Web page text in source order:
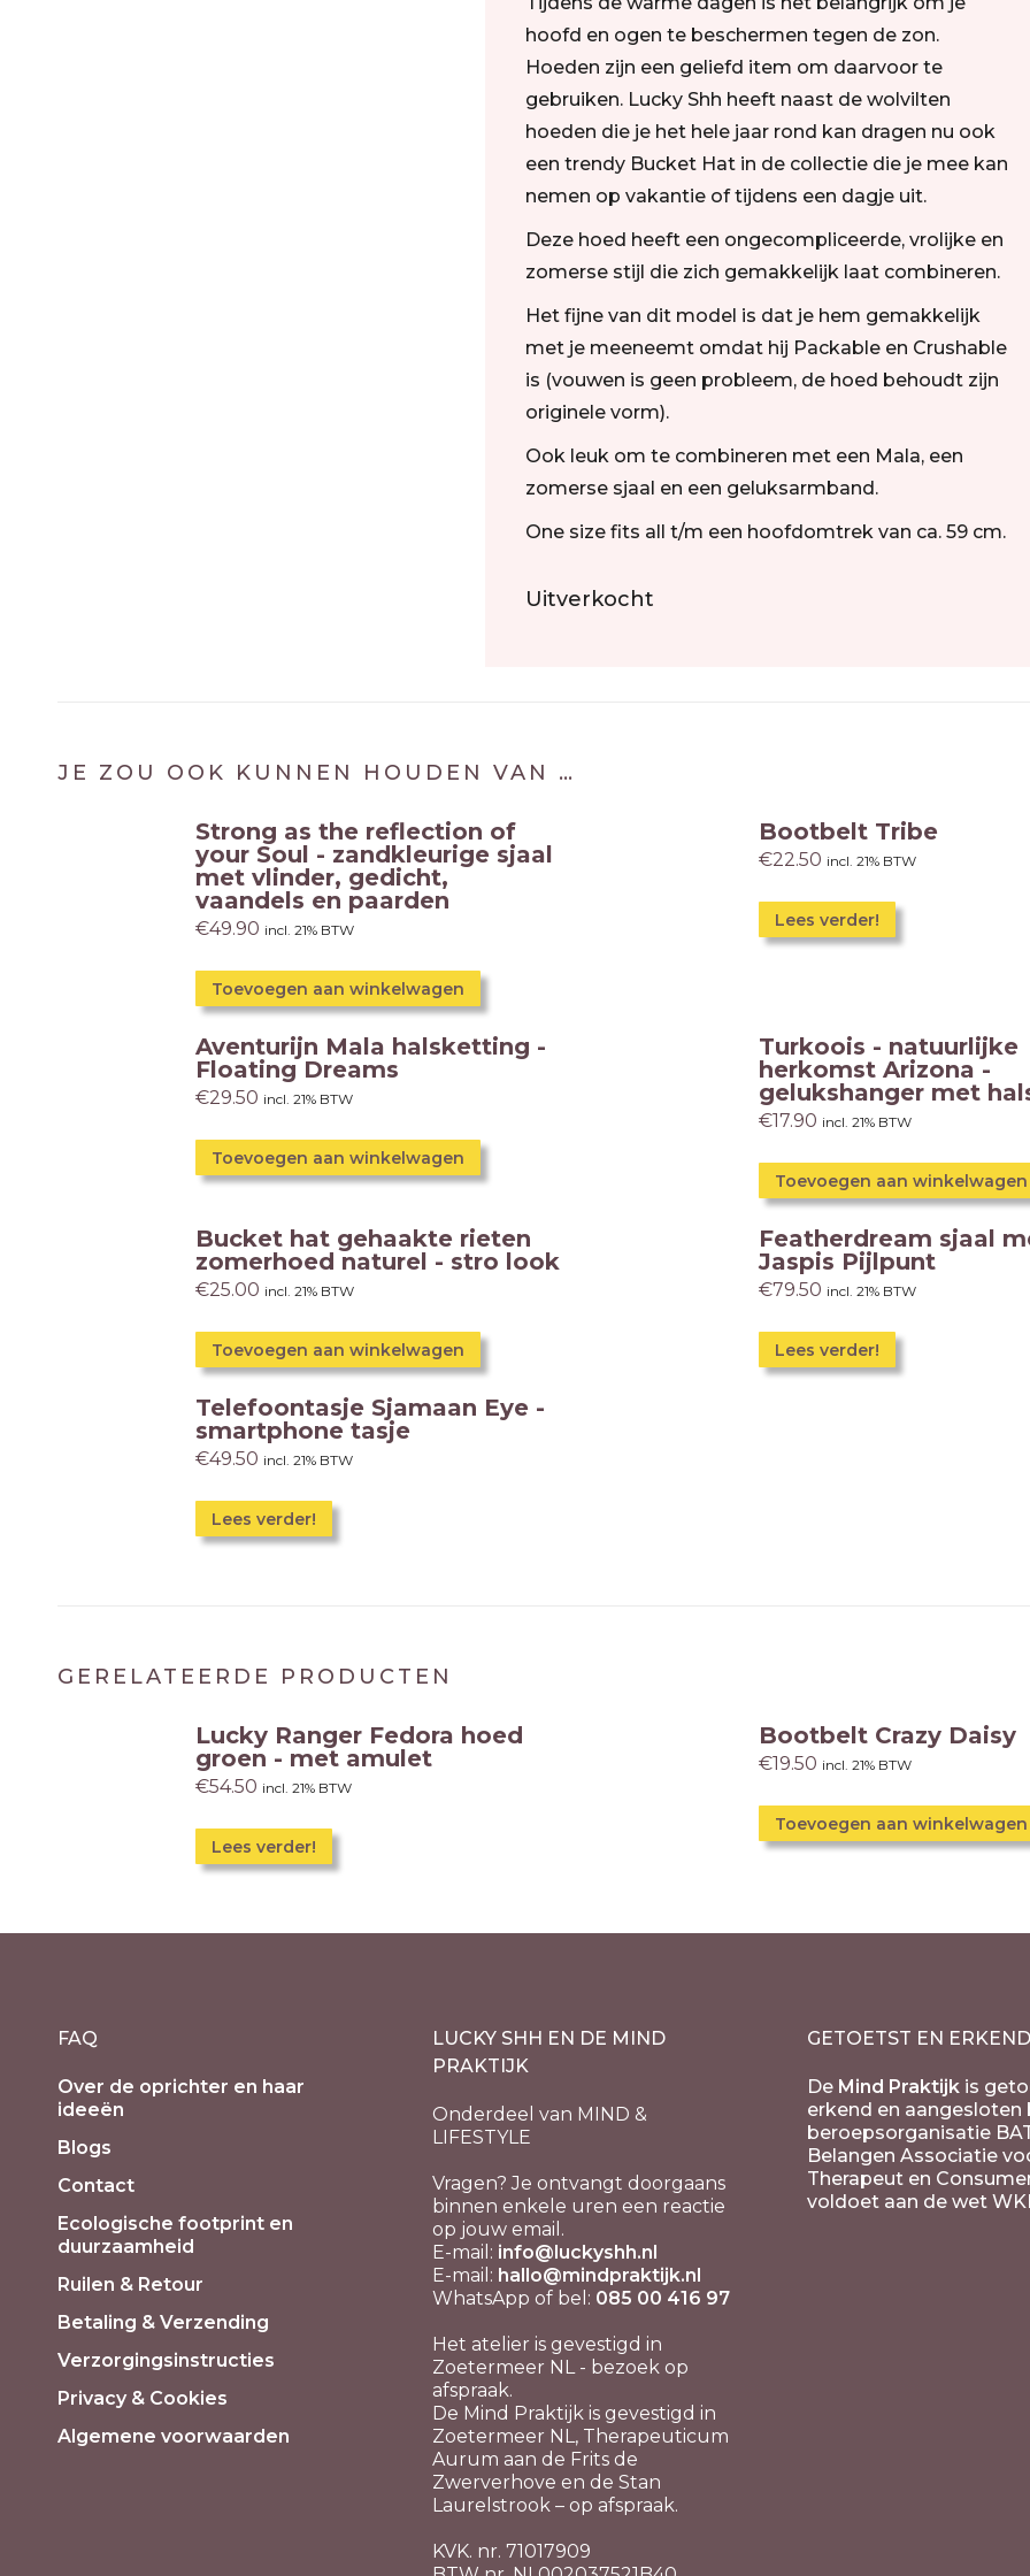
hoofd en ogen te beschermen tegen de zon.
Hoeden zijn een geliefd item om daarvoor te
gebruiken. Lucky Shh heeft naast de wolvilten
hoeden die je het hele jaar rond kan dragen nu ook
een trendy Bucket Hat in de collectie die je mee kan
nemen op vakantie of tijdens een dagje uit.
Deze hoed heeft een ongecompliceerde, vrolijke en
zomerse stijl die zich gemakkelijk laat combineren.
Het fijne van dit model is dat je hem gemakkelijk
met je meeneemt omdat hij Packable en Crushable
is (vouwen is geen probleem, de hoed behoudt zijn
originele vorm).
Ook leuk om te combineren met een Mala, een
zomerse sjaal en een geluksarmband.
One size fits all t/m een hoofdomtrek van ca. 59 cm.
Uitverkocht
JE ZOU OOK KUNNEN HOUDEN VAN …
Strong as the reflection of
your Soul - zandkleurige sjaal
met vlinder, gedicht,
vaandels en paarden
€49.90 incl. 21% BTW
Toevoegen aan winkelwagen
Bootbelt Tribe
€22.50 incl. 21% BTW
Lees verder!
Aventurijn Mala halsketting -
Floating Dreams
€29.50 incl. 21% BTW
Toevoegen aan winkelwagen
Turkoois - natuurlijke
herkomst Arizona -
gelukshanger met
€17.90 incl. 21% BTW
Toevoegen aan winkelwagen
Bucket hat gehaakte rieten
zomerhoed naturel - stro look
€25.00 incl. 21% BTW
Toevoegen aan winkelwagen
Featherdream sjaal
Jaspis Pijlpunt
€79.50 incl. 21% BTW
Lees verder!
Telefoontasje Sjamaan Eye -
smartphone tasje
€49.50 incl. 21% BTW
Lees verder!
GERELATEERDE PRODUCTEN
Lucky Ranger Fedora hoed
groen - met amulet
€54.50 incl. 21% BTW
Lees verder!
Dit
product
meerdere
productpagina
Bootbelt Crazy Daisy
€19.50 incl. 21% BTW
Toevoegen aan winkelwagen
FAQ
Over de oprichter en haar
ideeën
Blogs
Contact
Ecologische footprint en
duurzaamheid
Ruilen & Retour
Betaling & Verzending
Verzorgingsinstructies
Privacy & Cookies
Algemene voorwaarden
LUCKY SHH EN DE MIND
PRAKTIJK
Onderdeel van MIND &
LIFESTYLE
Vragen? Je ontvangt doorgaans
binnen enkele uren een reactie
op jouw email.
E-mail: info@luckyshh.nl
E-mail: hallo@mindpraktijk.nl
WhatsApp of bel: 085 00 416 97
Het atelier is gevestigd in
Zoetermeer NL - bezoek op
afspraak.
De Mind Praktijk is gevestigd in
Zoetermeer NL, Therapeuticum
Aurum aan de Frits de
Zwerverhove en de Stan
Laurelstrook – op afspraak.
KVK. nr. 71017909
GETOETST EN ERKEND
De Mind Praktijk is
erkend en aangesloten
beroepsorganisatie
Belangen Associatie
Therapeut en
voldoet aan de wet